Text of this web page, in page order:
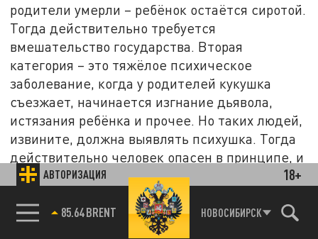
АВТОРИЗАЦИЯ 18+
85.64 BRENT НОВОСИБИРСК
родители умерли – ребёнок остаётся сиротой.
Тогда действительно требуется
вмешательство государства. Вторая
категория – это тяжёлое психическое
заболевание, когда у родителей кукушка
съезжает, начинается изгнание дьявола,
истязания ребёнка и прочее. Но таких людей,
извините, должна выявлять психушка. Тогда
действительно человек опасен в принципе, и
с ребёнком приходится что-то делать. И
третий случай – когда родитель совершает
доказанное преступление над ребёнком – не
в принципе по жизни, а конкретно над